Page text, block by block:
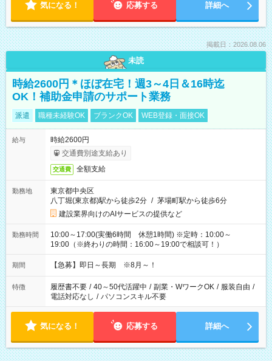
気になる！ 応募する 詳細へ
掲載日：2026.08.06
未読
時給2600円＊ほぼ在宅！週3～4日＆16時迄
OK！補助金申請のサポート業務
派遣 職種未経験OK ブランクOK WEB登録・面接OK
給与
時給2600円
交通費別途支給あり
交通費 全額支給
勤務地
東京都中央区
八丁堀(東京都)駅から徒歩2分 / 茅場町駅から徒歩6分
建設業界向けのAIサービスの提供など
勤務時間
10:00～17:00(実働6時間 休憩1時間) ※定時：10:00～
19:00（※終わりの時間：16:00～19:00で相談可！）
期間 【急募】即日～長期 ※8月～！
特徴 履歴書不要 / 40～50代活躍中 / 副業・WワークOK / 服装自由 /
電話対応なし / パソコンスキル不要
気になる！ 応募する 詳細へ